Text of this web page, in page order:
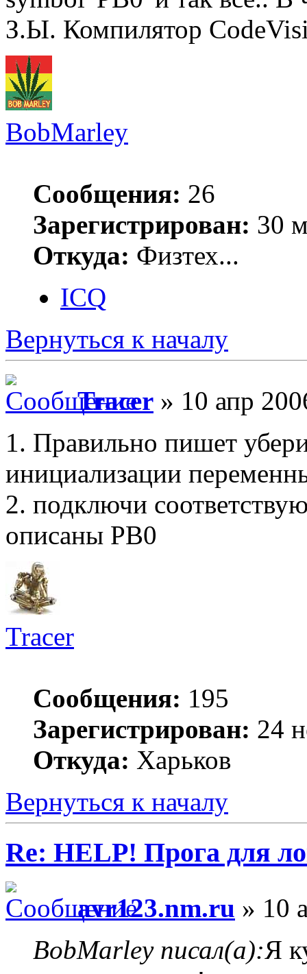
З.Ы. Компилятор
BobMarley
Сообщения: 26
Зарегистрирован: 30
Откуда: Физтех...
ICQ
Вернуться к началу
Tracer » 10 апр
1. Правильно пишет
инициализации
2. подключи
описаны PB0
Tracer
Сообщения: 195
Зарегистрирован: 24
Откуда: Харьков
Вернуться к началу
Re: HELP! Прога для
avr123.nm.ru » 10
BobMarley писал(а):Я